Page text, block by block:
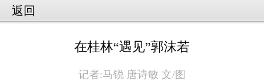
返回
在桂林“遇见”郭沫若
记者:马锐 唐诗敏 文/图